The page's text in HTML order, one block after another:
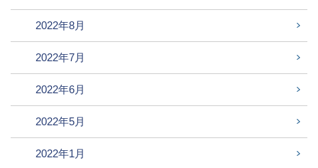
2022年8月
2022年7月
2022年6月
2022年5月
2022年1月